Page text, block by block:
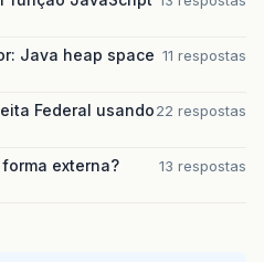
Java heap space 11 respostas
Federal usando22 respostas
externa?
13 respostas